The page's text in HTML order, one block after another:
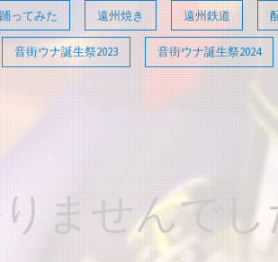
踊ってみた 遠州焼き 遠州鉄道
音街ウナ誕生祭2023 音街ウナ誕生祭2024
ませんでし